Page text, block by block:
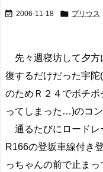
 2006-11-18  プリウス
先々週寝坊して夕方
復するだけだった宇
のためＲ２４でボチ
ってしまった…)のコン
通るたびにロードレ
R166の登坂車線付き
っちゃんの前で止ま